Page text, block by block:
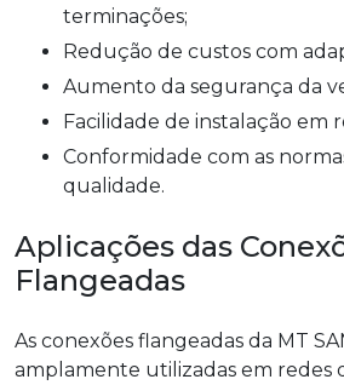
terminações;
Redução de custos com
Aumento da segurança da
Facilidade de instalação em
Conformidade com as normas brasileiras de
qualidade.
Aplicações das
Flangeadas
As conexões flangeadas da MT
amplamente utilizadas em redes